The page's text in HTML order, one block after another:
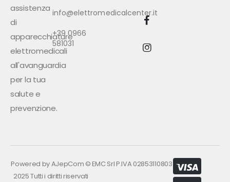
assistenza
di
apparecchiature
elettromedicali
all'avanguardia
per la tua
salute e
prevenzione.
info@elettromedicalcenter.it
+39 0966
581031
Powered byAJepCom ©
2025 Tutti i diritti riservati
EMC Srl P.IVA 02853110803